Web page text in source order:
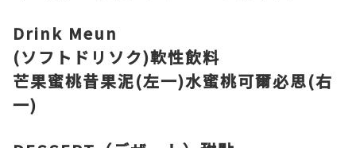
Drink Meun
(ソフトドリソク)軟性飲料
芒果蜜桃昔果泥(左一)水蜜桃可爾必思(右
一)